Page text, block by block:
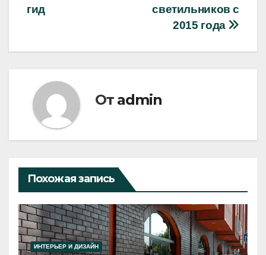
светильников с
2015 года
гид
От admin
Похожая запись
ИНТЕРЬЕР И ДИЗАЙН